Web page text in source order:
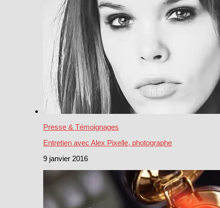
Presse & Témoignages
Entretien avec Alex Pixelle, photographe
9 janvier 2016